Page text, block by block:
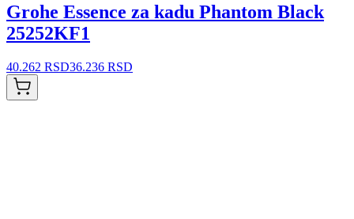
Grohe Essence za kadu Phantom Black
25252KF1
40.262 RSD36.236 RSD